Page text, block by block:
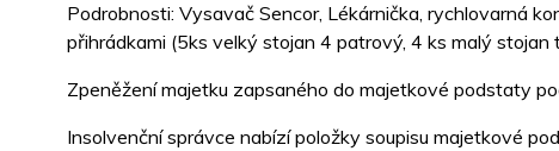
Podrobnosti: Vysavač Sencor, Lékárnička, rychlovarná
přihrádkami (5ks velký stojan 4 patrový, 4 ks malý stojan
Zpeněžení majetku zapsaného do majetkové podstaty
Insolvenční správce nabízí položky soupisu majetkové